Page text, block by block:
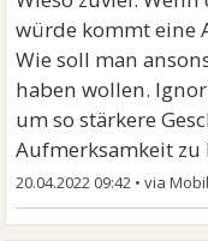
würde kommt eine
Wie soll man
haben wollen.
um so stärkere
Aufmerksamkeit zu
20.04.2022 09:42 •